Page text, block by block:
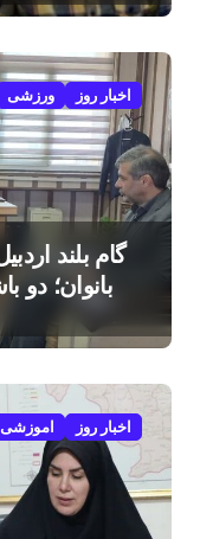
اخبار روز ورزشی
گام بلند
بانوان؛ دو
اخبار روز اموزشی